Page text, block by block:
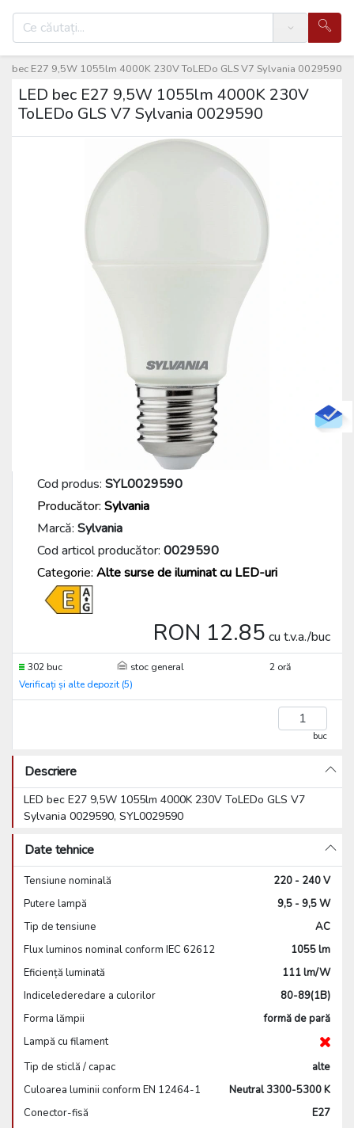
Search
bec E27 9,5W 1055lm 4000K 230V ToLEDo GLS V7 Sylvania 0029590
LED bec E27 9,5W 1055lm 4000K 230V
ToLEDo GLS V7 Sylvania 0029590
Cod produs: SYL0029590
Producător: Sylvania
Marcă: Sylvania
Cod articol producător: 0029590
Categorie: Alte surse de iluminat cu LED-uri
RON 12.85 cu t.v.a./buc
302 buc stoc general
2 oră
Verificați și alte depozit (5)
buc
Descriere
LED bec E27 9,5W 1055lm 4000K 230V ToLEDo GLS V7
Sylvania 0029590, SYL0029590
Date tehnice
Tensiune nominală
220 - 240 V
Putere lampă
9,5 - 9,5 W
Tip de tensiune
AC
Flux luminos nominal conform IEC 62612
1055 lm
Eficiență luminată
111 lm/W
Indicelederedare a culorilor
80-89(1B)
Forma lămpii
formă de pară
Lampă cu filament
Tip de sticlă / capac
alte
Culoarea luminii conform EN 12464-1
Neutral 3300-5300 K
Conector-fisă
E27